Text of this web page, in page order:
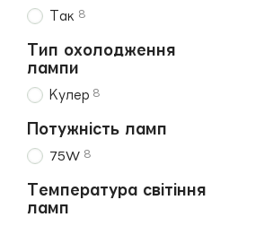
Так 8
Тип охолодження
лампи
Кулер 8
Потужність ламп
75W 8
Температура світіння
ламп